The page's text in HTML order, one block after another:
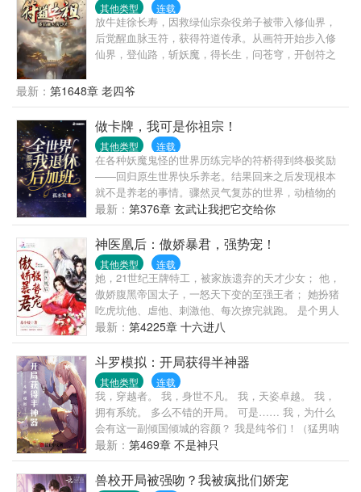
其他类型 连载
放牛娃徐长寿，因救绿仙宗杂役弟子被带入修仙界，
后觉醒血脉玉符，获得符道传承。从画符开始步入修
仙界，登仙路，斩妖魔，得长生，问苍穹，开创符之
最新： 第1648章 老四爷
做卡牌，我可是你祖宗！
其他类型 连载
在各种妖魔鬼怪的世界历练完毕的符桥得到终极奖励
——回归原生世界快乐养老。结果回来之后发现根本
就不是养老的事情。骤然灵气复苏的世界，动植物的
变异，各种掌握非凡力量的人类涌现。医院深夜复活
的死者，从农村进入城市求学的野猪精。符桥：我他
吗心好累啊...
最新： 第376章 玄武让我把它交给你
神医凰后：傲娇暴君，强势宠！
其他类型 连载
她，21世纪王牌特工，被家族遗弃的天才少女； 他，
傲娇腹黑帝国太子，一怒天下变的至强王者； 她扮猪
吃虎坑他、虐他、刺激他、每次撩完就跑。 是个男人
就忍不了！ 他只能猎捕她，宠溺她，诱惑她为他倾
心，谁知最先动心的人却变成了他。 君临天下的少
年，凤舞江山的少女，一场棋逢对手、势均力敌的爱
情追逐战，一群热血少年成长的奇幻故事。
最新： 第4225章 十六进八
斗罗模拟：开局获得半神器
其他类型 连载
我，穿越者。 我，身世不凡。 我，天姿卓越。 我，
拥有系统。 多么不错的开局。 可是…… 我，为什么
会有这一副倾国倾城的容颜？ 我是纯爷们！（猛男呐
喊）
最新： 第469章 不是神只
兽校开局被强吻？我被疯批们娇宠